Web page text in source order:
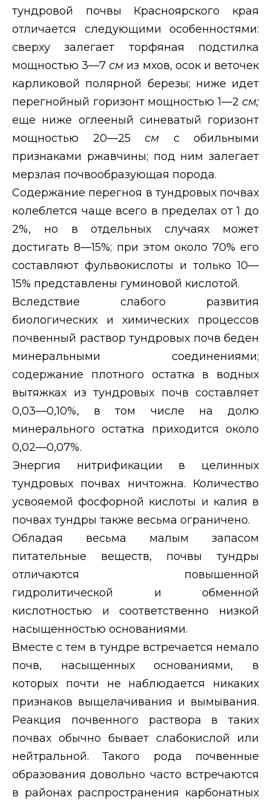
тундровой почвы Красноярского края
отличается следующими особенностями:
сверху залегает торфяная подстилка
мощностью 3—7 см из мхов, осок и веточек
карликовой полярной березы; ниже идет
перегнойный горизонт мощностью 1—2 см;
еще ниже оглееный синеватый горизонт
мощностью 20—25 см с обильными
признаками ржавчины; под ним залегает
мерзлая почвообразующая порода.
Содержание перегноя в тундровых почвах
колеблется чаще всего в пределах от 1 до
2%, но в отдельных случаях может
достигать 8—15%; при этом около 70% его
составляют фульвокислоты и только 10—
15% представлены гуминовой кислотой.
Вследствие слабого развития
биологических и химических процессов
почвенный раствор тундровых почв беден
минеральными соединениями;
содержание плотного остатка в водных
вытяжках из тундровых почв составляет
0,03—0,10%, в том числе на долю
минерального остатка приходится около
0,02—0,07%.
Энергия нитрификации в целинных
тундровых почвах ничтожна. Количество
усвояемой фосфорной кислоты и калия в
почвах тундры также весьма ограничено.
Обладая весьма малым запасом
питательные веществ, почвы тундры
отличаются повышенной
гидролитической и обменной
кислотностью и соответственно низкой
насыщенностью основаниями.
Вместе с тем в тундре встречается немало
почв, насыщенных основаниями, в
которых почти не наблюдается никаких
признаков выщелачивания и вымывания.
Реакция почвенного раствора в таких
почвах обычно бывает слабокислой или
нейтральной. Такого рода почвенные
образования довольно часто встречаются
в районах распространения карбонатных